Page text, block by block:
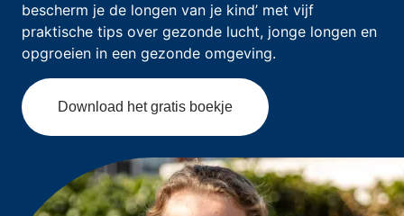
bescherm je de longen van je kind’ met vijf
praktische tips over gezonde lucht, jonge longen en
opgroeien in een gezonde omgeving.
Download het gratis boekje